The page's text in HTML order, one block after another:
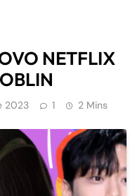
NETFLIX
2023 1 2 Mins